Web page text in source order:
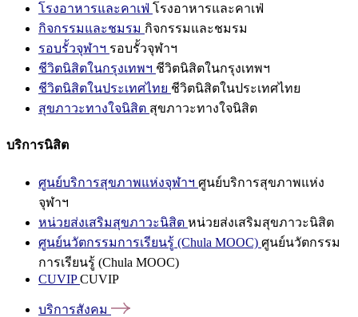
โรงอาหารและคาเฟ่ โรงอาหารและคาเฟ่
กิจกรรมและชมรม กิจกรรมและชมรม
รอบรั้วจุฬาฯ รอบรั้วจุฬาฯ
ชีวิตนิสิตในกรุงเทพฯ ชีวิตนิสิตในกรุงเทพฯ
ชีวิตนิสิตในประเทศไทย ชีวิตนิสิตในประเทศไทย
สุขภาวะทางใจนิสิต สุขภาวะทางใจนิสิต
บริการนิสิต
ศูนย์บริการสุขภาพแห่งจุฬาฯ ศูนย์บริการสุขภาพแห่ง
จุฬาฯ
หน่วยส่งเสริมสุขภาวะนิสิต หน่วยส่งเสริมสุขภาวะนิสิต
ศูนย์นวัตกรรมการเรียนรู้ (Chula MOOC) ศูนย์นวัตกรรม
การเรียนรู้ (Chula MOOC)
CUVIPCUVIP
บริการสังคม